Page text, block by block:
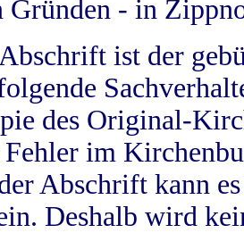
- in
ist der
des Original-
im
Abschrift kann
Deshalb wird